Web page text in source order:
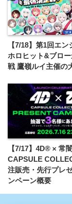
【7/18】第1回エン
ホロヒット&ブロ
戦 鷹嶺ルイ主催の
【7/17】4D® × 常
CAPSULE
注販売・先行プレ
ンペーン概要